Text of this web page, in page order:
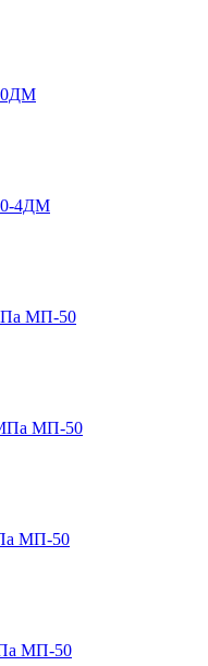
4ДМ
МП-50
МП-50
МП-50
МП-50